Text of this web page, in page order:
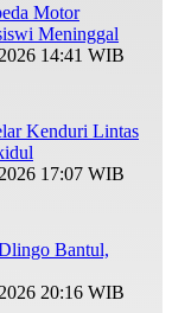
Motor
Meninggal
14:41 WIB
Kenduri Lintas
17:07 WIB
Bantul,
20:16 WIB